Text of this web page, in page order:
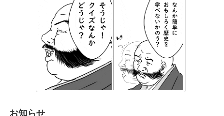
お知らせ